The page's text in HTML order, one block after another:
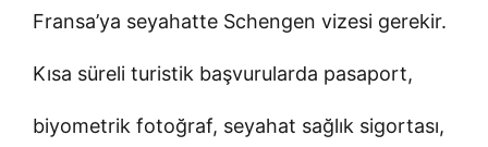
Fransa’ya seyahatte Schengen vizesi gerekir.
Kısa süreli turistik başvurularda pasaport,
biyometrik fotoğraf, seyahat sağlık sigortası,